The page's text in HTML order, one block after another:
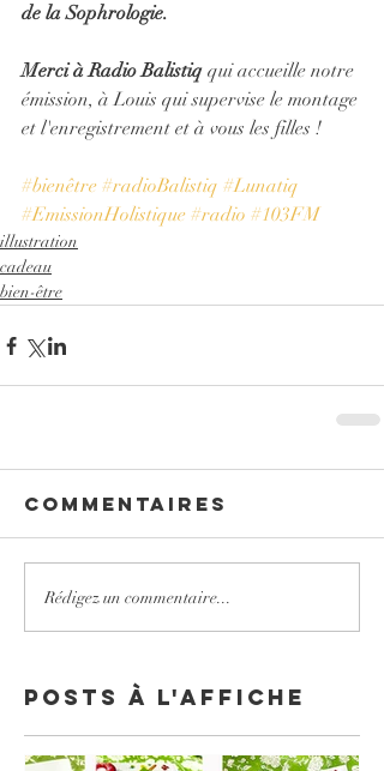
de la Sophrologie.
Merci à Radio Balistiq qui accueille notre
émission, à Louis qui supervise le montage
et l'enregistrement et à vous les filles !
#bienêtre #radioBalistiq #Lunatiq
#EmissionHolistique #radio #103FM
illustration
cadeau
bien-être
Commentaires
Rédigez un commentaire...
Posts à l'affiche